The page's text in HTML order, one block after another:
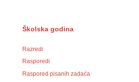
Školska godina
Razredi
Rasporedi
Raspored pisanih zadaća